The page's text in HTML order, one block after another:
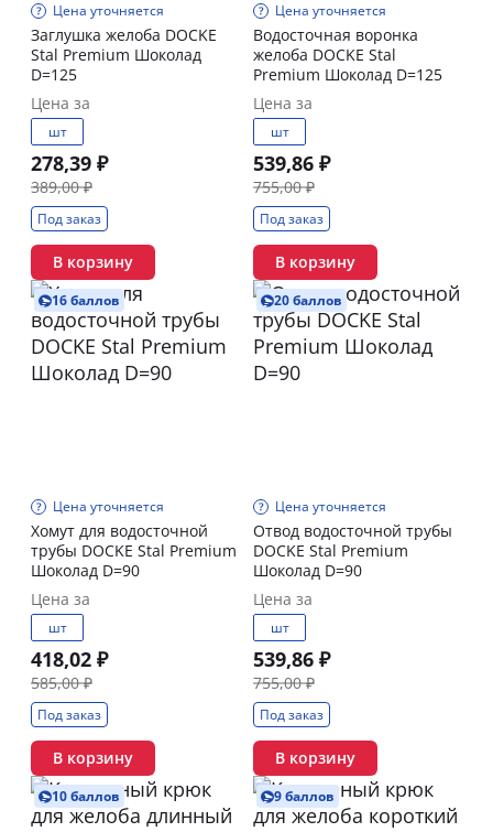
Цена уточняется
Заглушка желоба DOCKE
Stal Premium Шоколад
D=125
Цена за
шт
278,39 ₽
389,00 ₽
Под заказ
В корзину
Цена уточняется
Водосточная воронка
желоба DOCKE Stal
Premium Шоколад D=125
Цена за
шт
539,86 ₽
755,00 ₽
Под заказ
В корзину
16 баллов
Цена уточняется
Хомут для водосточной
трубы DOCKE Stal Premium
Шоколад D=90
Цена за
шт
418,02 ₽
585,00 ₽
Под заказ
В корзину
20 баллов
Цена уточняется
Отвод водосточной трубы
DOCKE Stal Premium
Шоколад D=90
Цена за
шт
539,86 ₽
755,00 ₽
Под заказ
В корзину
10 баллов 9 баллов